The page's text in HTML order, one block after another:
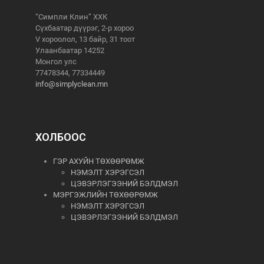
“Симпли Клин” ХХК
Сүхбаатар дүүрэг, 2-р хороо
V хороолол, 13 байр, 31 тоот
Улаанбаатар 14252
Монгол улс
77478344, 77334449
info@simplyclean.mn
ХОЛБООС
ГЭР АХУЙН ТӨХӨӨРӨМЖ
НЭМЭЛТ ХЭРЭГСЭЛ
ЦЭВЭРЛЭГЭЭНИЙ БЭЛДМЭЛ
МЭРГЭЖЛИЙН ТӨХӨӨРӨМЖ
НЭМЭЛТ ХЭРЭГСЭЛ
ЦЭВЭРЛЭГЭЭНИЙ БЭЛДМЭЛ